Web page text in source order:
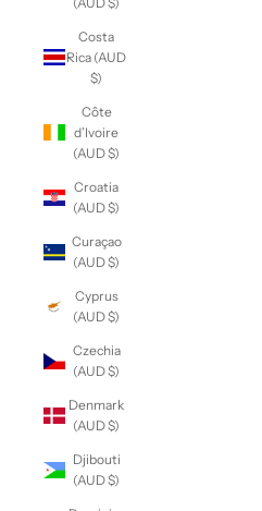
Costa
Rica (AUD
$)
Côte
d’Ivoire
(AUD $)
Croatia
(AUD $)
Curaçao
(AUD $)
Cyprus
(AUD $)
Czechia
(AUD $)
Denmark
(AUD $)
Djibouti
(AUD $)